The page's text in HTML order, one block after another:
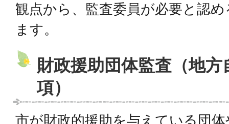
観点から、監査委員が必要と認
ます。
財政援助団体監査（地
項）
市が財政的援助を与えている団